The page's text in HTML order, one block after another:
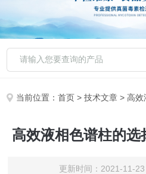
当前位置：首页 >技术文章 > 高效
高效液相色谱柱的
更新时间：2021-11-